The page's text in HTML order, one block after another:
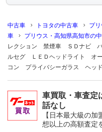
中古車 トヨタの中古車 プ
車
プリウス・高知県高知市の
レクション 禁煙車 ＳＤナビ
ルセグ ＬＥＤヘッドライト オ
コン プライバシーガラス ヘッド
車買取・車査
話なし
【日本最大級の
想以上の高額査定